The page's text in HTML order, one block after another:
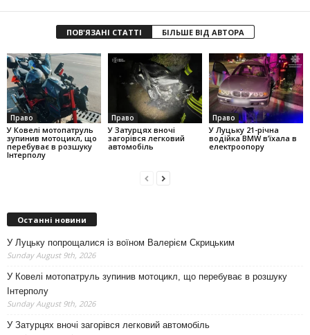
ПОВ'ЯЗАНІ СТАТТІ БІЛЬШЕ ВІД АВТОРА
Право
У Ковелі мотопатруль
зупинив мотоцикл, що
перебуває в розшуку
Інтерполу
Право
У Затурцях вночі
загорівся легковий
автомобіль
Право
У Луцьку 21-річна
водійка BMW в’їхала в
електроопору
Останні новини
У Луцьку попрощалися із воїном Валерієм Скрицьким
Sunday August 9th, 2026
У Ковелі мотопатруль зупинив мотоцикл, що перебуває в розшуку
Інтерполу
Sunday August 9th, 2026
У Затурцях вночі загорівся легковий автомобіль